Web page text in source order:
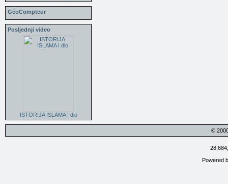
GéoCompteur
Posljednji video
ISTORIJA ISLAMA I dio
©
Powered